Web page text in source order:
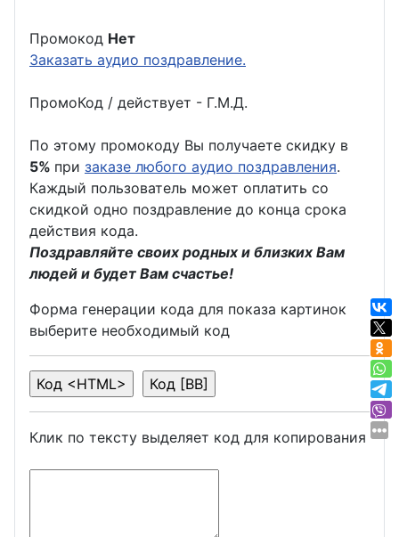
Промокод Нет
Заказать аудио поздравление.
ПромоКод / действует - Г.М.Д.
По этому промокоду Вы получаете скидку в
5% при заказе любого аудио поздравления.
Каждый пользователь может оплатить со
скидкой одно поздравление до конца срока
действия кода.
Поздравляйте своих родных и близких Вам
людей и будет Вам счастье!
Форма генерации кода для показа картинок
выберите необходимый код
Клик по тексту выделяет код для копирования